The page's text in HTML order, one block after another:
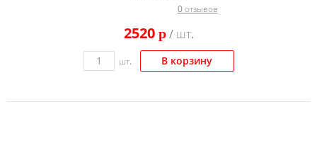
0 отзывов
2520 p/ шт.
шт. В корзину